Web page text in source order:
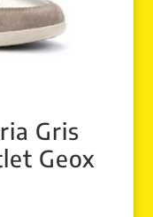
Gris
Geox